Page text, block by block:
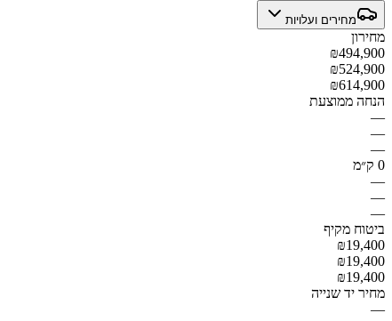
מחירים ועלויות
מחירון
₪494,900
₪524,900
₪614,900
הנחה ממוצעת
—
—
—
0 ק״מ
—
—
—
ביטוח מקיף
₪19,400
₪19,400
₪19,400
מחיר יד שנייה
—